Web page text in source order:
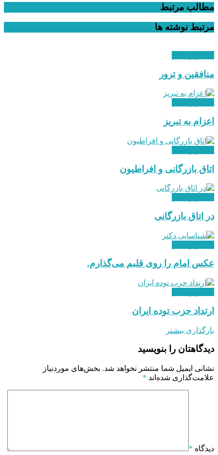
مطالب مرتبط
مرتبط نوشته ها
منافقین و ترور
اعزام به تبریز
اتاق بازرگانی و افراطیون
در اتاق بازرگانی
عکس امام را روی قلبم می‌گذارم.
ارتداد حزب توده ایران
بارگذاری بیشتر
دیدگاهتان را بنویسید
نشانی ایمیل شما منتشر نخواهد شد. بخش‌های موردنیاز
علامت‌گذاری شده‌اند *
دیدگاه *